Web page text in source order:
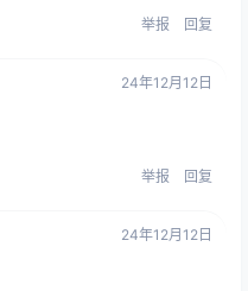
举报 回复
24年12月12日
举报 回复
24年12月12日